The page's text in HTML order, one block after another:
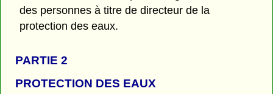
des personnes à titre de directeur de la
protection des eaux.
PARTIE 2
PROTECTION DES EAUX